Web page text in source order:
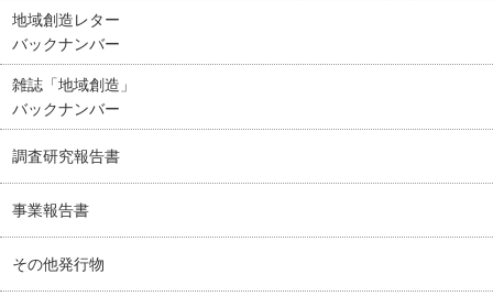
地域創造レター
バックナンバー
雑誌「地域創造」
バックナンバー
調査研究報告書
事業報告書
その他発行物